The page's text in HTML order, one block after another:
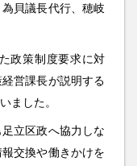
貝議長代行、穂岐
政策制度要求に対
営課長が説明する
ました。
立区政へ協力しな
交換や働きかけを